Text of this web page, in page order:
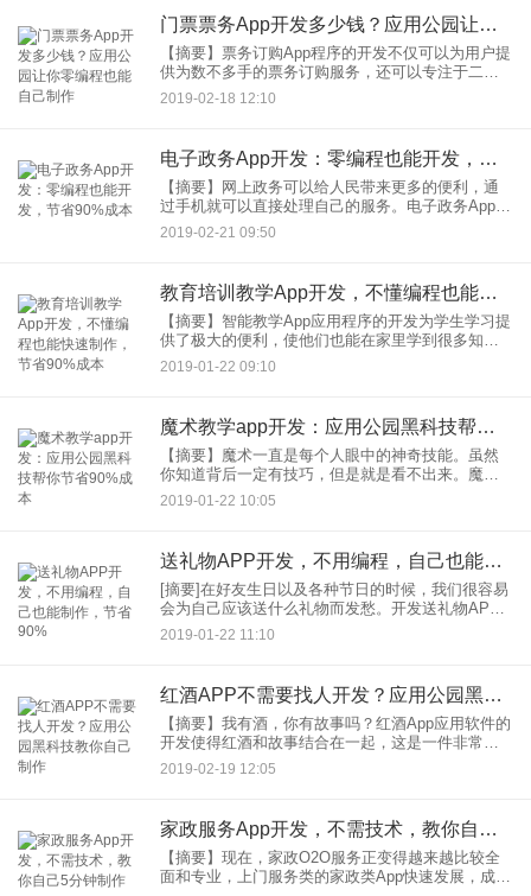
门票票务App开发多少钱？应用公园让你零编程也能自己制作
【摘要】票务订购App程序的开发不仅可以为用户提
供为数不多手的票务订购服务，还可以专注于二级
票务市场。企业在开发票务订单App应用程序时，可
以采用B2B2C模式进行发展。门票票务订购App程序
2019-02-18 12:10
电子政务App开发：零编程也能开发，节省90%成本
【摘要】网上政务可以给人民带来更多的便利，通
过手机就可以直接处理自己的服务。电子政务App应
用的发展得到了政府的大力推动，构建了一个便民
的移动互联网平台。随着移动互联网的发展，手机
2019-02-21 09:50
教育培训教学App开发，不懂编程也能快速制作，节省90%成本
【摘要】智能教学App应用程序的开发为学生学习提
供了极大的便利，使他们也能在家里学到很多知
识。企业开发的智能化教学App应用程序应具有课件
共享、电子白板、学习交流等功能。智能教学应用
2019-01-22 09:10
魔术教学app开发：应用公园黑科技帮你节省90%成本
【摘要】魔术一直是每个人眼中的神奇技能。虽然
你知道背后一定有技巧，但是就是看不出来。魔术
因为独特的魅力也吸引了众多人参与。魔术App不仅
提供魔术视频、教学，还能互相交流。魔术一直是
2019-01-22 10:05
送礼物APP开发，不用编程，自己也能制作，节省90%
[摘要]在好友生日以及各种节日的时候，我们很容易
会为自己应该送什么礼物而发愁。开发送礼物APP
可帮助用户解决这个问题，除了能提供各种礼物供
用户挑选，还有各种送礼攻略推送，颇受用户欢
2019-01-22 11:10
红酒APP不需要找人开发？应用公园黑科技教你自己制作
【摘要】我有酒，你有故事吗？红酒App应用软件的
开发使得红酒和故事结合在一起，这是一件非常浪
漫的事情。打开红酒App应用软件可以获得葡萄名
称、葡萄园、年份、产区等方面的有效信息，还可
2019-02-19 12:05
家政服务App开发，不需技术，教你自己5分钟制作
【摘要】现在，家政O2O服务正变得越来越比较全
面和专业，上门服务类的家政类App快速发展，成为